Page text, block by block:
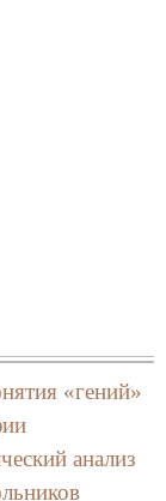
«гений»
анализ